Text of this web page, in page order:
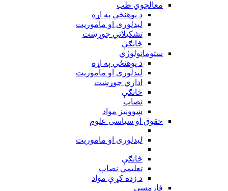
معالجوي طب
د پوهنځي په اړه
ليدلوری او ماموريت
تشکیلاتي جوړښت
څانګې
ستوماتولوژي
د پوهنځي په اړه
ليدلوری او ماموريت
اداري جوړښت
څانګې
نصاب
ښوونيز مواد
حقوق او سیاسی علوم
ليدلوری او ماموريت
څانګې
تعلیمي نصاب
د زده کړې مواد
فارمسي